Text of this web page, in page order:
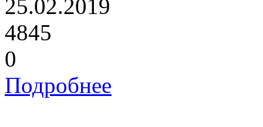
25.02.2019
4845
0
Подробнее